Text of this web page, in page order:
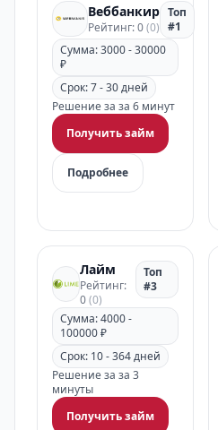
Веббанкир
Рейтинг: 0(0)
Топ
#1
Сумма: 3000 - 30000
₽
Срок: 7 - 30 дней
Решение за за 6 минут
Получить займ
Подробнее
Лайм
Рейтинг:
0(0)
Топ
#3
Сумма: 4000 -
100000 ₽
Срок: 10 - 364 дней
Решение за за 3
минуты
Получить займ